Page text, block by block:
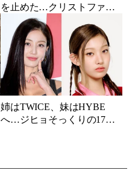
を止めた…クリストファ
ー・ノーラン史上最大、390
億円の超大作がついに韓国
上陸
姉はTWICE、妹はHYBE
へ…ジヒョそっくりの17歳